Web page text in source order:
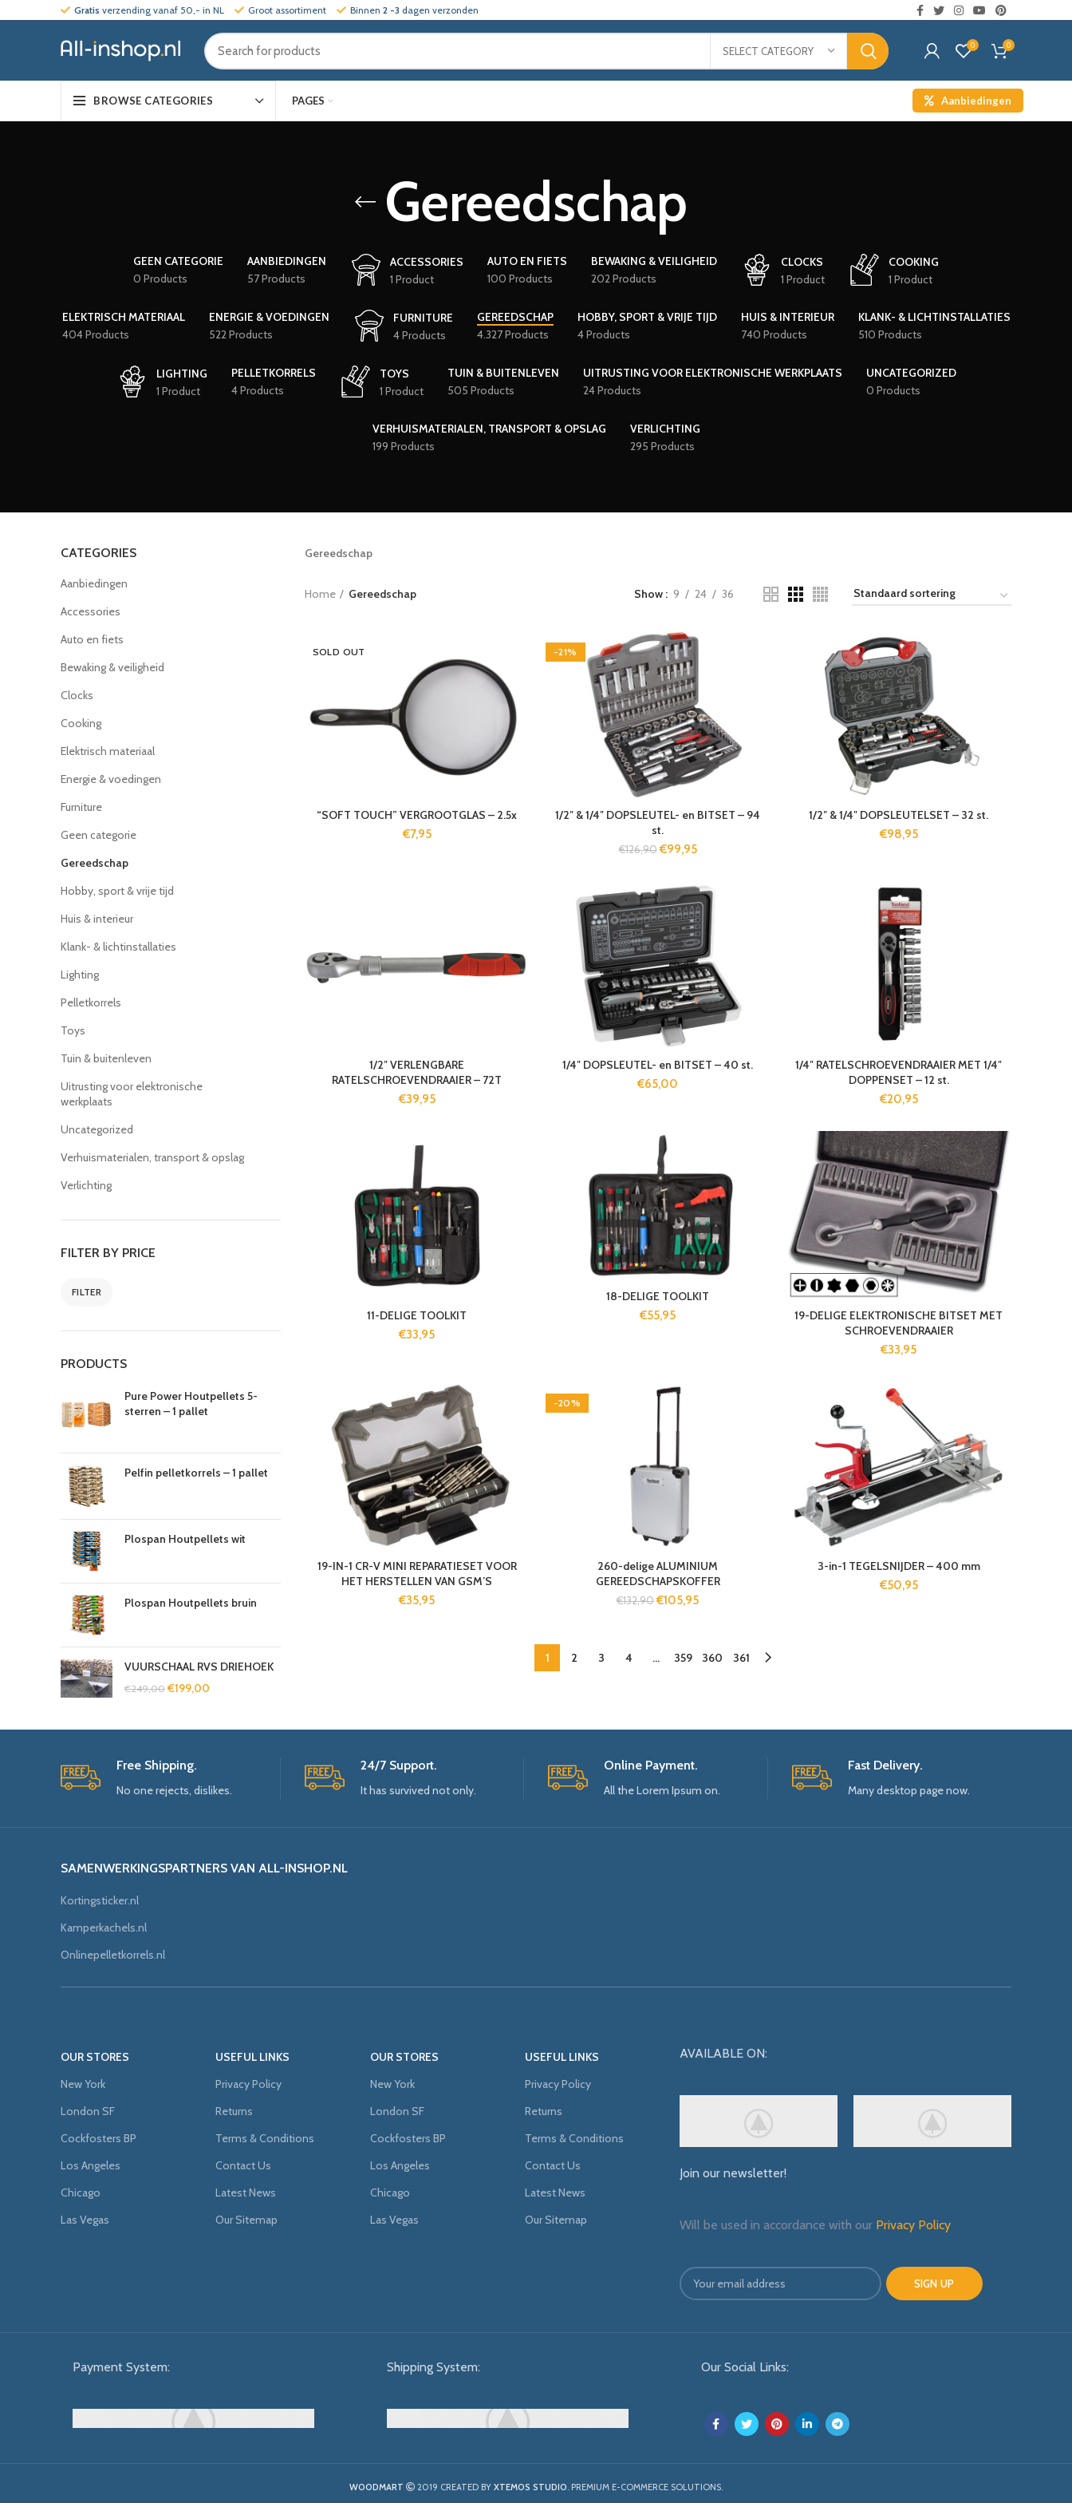
Gratis verzending vanaf 50,- in NL Groot assortiment Binnen 2 -3 dagen verzonden
SELECT CATEGORY 0 0
BROWSE CATEGORIES PAGES Aanbiedingen
Gereedschap
GEEN CATEGORIE
0 Products
AANBIEDINGEN
57 Products
ACCESSORIES
1 Product
AUTO EN FIETS
100 Products
BEWAKING & VEILIGHEID
202 Products
CLOCKS
1 Product
COOKING
1 Product
ELEKTRISCH MATERIAAL
404 Products
ENERGIE & VOEDINGEN
522 Products
FURNITURE
4 Products
GEREEDSCHAP
4.327 Products
HOBBY, SPORT & VRIJE TIJD
4 Products
HUIS & INTERIEUR
740 Products
KLANK- & LICHTINSTALLATIES
510 Products
LIGHTING
1 Product
PELLETKORRELS
4 Products
TOYS
1 Product
TUIN & BUITENLEVEN
505 Products
UITRUSTING VOOR ELEKTRONISCHE WERKPLAATS
24 Products
UNCATEGORIZED
0 Products
VERHUISMATERIALEN, TRANSPORT & OPSLAG
199 Products
VERLICHTING
295 Products
CATEGORIES
Aanbiedingen
Accessories
Auto en fiets
Bewaking & veiligheid
Clocks
Cooking
Elektrisch materiaal
Energie & voedingen
Furniture
Geen categorie
Gereedschap
Hobby, sport & vrije tijd
Huis & interieur
Klank- & lichtinstallaties
Lighting
Pelletkorrels
Toys
Tuin & buitenleven
Uitrusting voor elektronische
werkplaats
Uncategorized
Verhuismaterialen, transport & opslag
Verlichting
FILTER BY PRICE
FILTER
PRODUCTS
Pure Power Houtpellets 5-
sterren – 1 pallet
Pelfin pelletkorrels – 1 pallet
Plospan Houtpellets wit
Plospan Houtpellets bruin
VUURSCHAAL RVS DRIEHOEK
€249,00 €199,00
Gereedschap
Home Gereedschap Show 9 24 36
SOLD OUT
“SOFT TOUCH” VERGROOTGLAS – 2.5x
€7,95
-21%
1/2″ & 1/4″ DOPSLEUTEL- en BITSET – 94
st.
€126,90€99,95
1/2″ & 1/4″ DOPSLEUTELSET – 32 st.
€98,95
1/2″ VERLENGBARE
RATELSCHROEVENDRAAIER – 72T
€39,95
1/4″ DOPSLEUTEL- en BITSET – 40 st.
€65,00
1/4″ RATELSCHROEVENDRAAIER MET 1/4″
DOPPENSET – 12 st.
€20,95
11-DELIGE TOOLKIT
€33,95
18-DELIGE TOOLKIT
€55,95
19-DELIGE ELEKTRONISCHE BITSET MET
SCHROEVENDRAAIER
€33,95
19-IN-1 CR-V MINI REPARATIESET VOOR
HET HERSTELLEN VAN GSM’S
€35,95
-20%
260-delige ALUMINIUM
GEREEDSCHAPSKOFFER
€132,90 €105,95
3-in-1 TEGELSNIJDER – 400 mm
€50,95
1 2 3 4 … 359 360 361
Free Shipping.
No one rejects, dislikes.
24/7 Support.
It has survived not only.
Online Payment.
All the Lorem Ipsum on.
Fast Delivery.
Many desktop page now.
SAMENWERKINGSPARTNERS VAN ALL-INSHOP.NL
Kortingsticker.nl
Kamperkachels.nl
Onlinepelletkorrels.nl
OUR STORES
New York
London SF
Cockfosters BP
Los Angeles
Chicago
Las Vegas
USEFUL LINKS
Privacy Policy
Returns
Terms & Conditions
Contact Us
Latest News
Our Sitemap
OUR STORES
New York
London SF
Cockfosters BP
Los Angeles
Chicago
Las Vegas
USEFUL LINKS
Privacy Policy
Returns
Terms & Conditions
Contact Us
Latest News
Our Sitemap
AVAILABLE ON:
Join our newsletter!
Will be used in accordance with our Privacy Policy
Payment System: Shipping System: Our Social Links:
WOODMART 2019 CREATED BY XTEMOS STUDIO . PREMIUM E-COMMERCE SOLUTIONS.